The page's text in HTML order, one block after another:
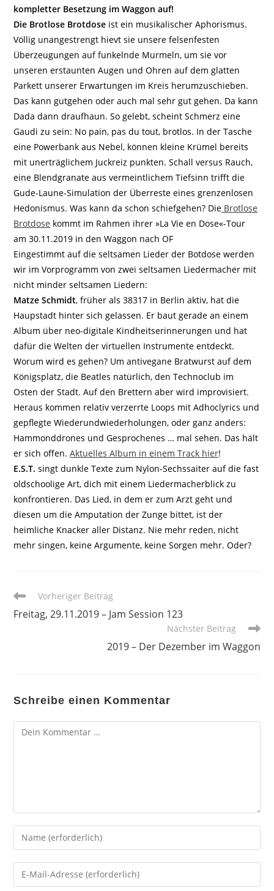
kompletter Besetzung im Waggon auf!
Die Brotlose Brotdose ist ein musikalischer Aphorismus.
Völlig unangestrengt hievt sie unsere felsenfesten
Überzeugungen auf funkelnde Murmeln, um sie vor
unseren erstaunten Augen und Ohren auf dem glatten
Parkett unserer Erwartungen im Kreis herumzuschieben.
Das kann gutgehen oder auch mal sehr gut gehen. Da kann
Dada dann draufhaun. So gelebt, scheint Schmerz eine
Gaudi zu sein: No pain, pas du tout, brotlos. In der Tasche
eine Powerbank aus Nebel, können kleine Krümel bereits
mit unerträglichem Juckreiz punkten. Schall versus Rauch,
eine Blendgranate aus vermeintlichem Tiefsinn trifft die
Gude-Laune-Simulation der Überreste eines grenzenlosen
Hedonismus. Was kann da schon schiefgehen? Die Brotlose
Brotdose kommt im Rahmen ihrer »La Vie en Dose«-Tour
am 30.11.2019 in den Waggon nach OF
Eingestimmt auf die seltsamen Lieder der Botdose werden
wir im Vorprogramm von zwei seltsamen Liedermacher mit
nicht minder seltsamen Liedern:
Matze Schmidt, früher als 38317 in Berlin aktiv, hat die
Haupstadt hinter sich gelassen. Er baut gerade an einem
Album über neo-digitale Kindheitserinnerungen und hat
dafür die Welten der virtuellen Instrumente entdeckt.
Worum wird es gehen? Um antivegane Bratwurst auf dem
Königsplatz, die Beatles natürlich, den Technoclub im
Osten der Stadt. Auf den Brettern aber wird improvisiert.
Heraus kommen relativ verzerrte Loops mit Adhoclyrics und
gepflegte Wiederundwiederholungen, oder ganz anders:
Hammonddrones und Gesprochenes … mal sehen. Das hält
er sich offen.Aktuelles Album in einem Track hier!
E.S.T.singt dunkle Texte zum Nylon-Sechssaiter auf die fast
oldschoolige Art, dich mit einem Liedermacherblick zu
konfrontieren. Das Lied, in dem er zum Arzt geht und
diesen um die Amputation der Zunge bittet, ist der
heimliche Knacker aller Distanz. Nie mehr reden, nicht
mehr singen, keine Argumente, keine Sorgen mehr. Oder?
Weitere
ansehen
Vorheriger Beitrag
Freitag, 29.11.2019 – Jam Session 123
Nächster Beitrag
2019 – Der Dezember im Waggon
Schreibe einen Kommentar
Kommentar
Gib
deinen
Namen
oder
Gib
deine